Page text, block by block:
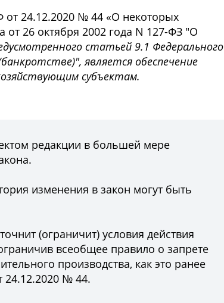
от 24.12.2020 № 44 «О некоторых
26 октября 2002 года N 127-ФЗ "О
статьей 9.1 Федерального
является обеспечение
субъектам.
редакции в большей мере
изменения в закон могут быть
(ограничит) условия действия
всеобщее правило о запрете
производства, как это ранее
24.12.2020 № 44.